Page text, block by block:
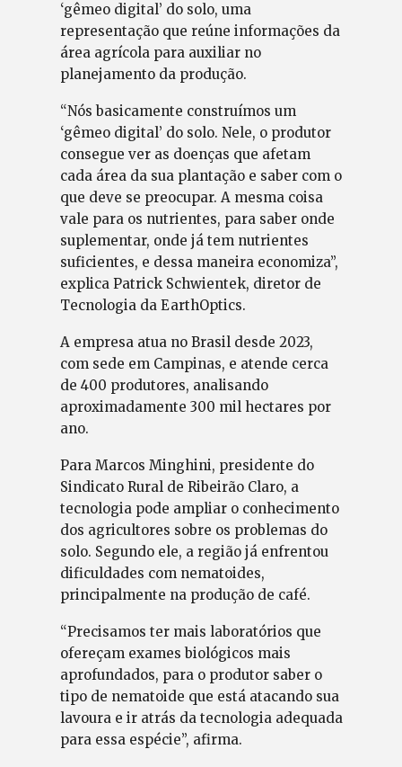
‘gêmeo digital’ do solo, uma
representação que reúne informações da
área agrícola para auxiliar no
planejamento da produção.
“Nós basicamente construímos um
‘gêmeo digital’ do solo. Nele, o produtor
consegue ver as doenças que afetam
cada área da sua plantação e saber com o
que deve se preocupar. A mesma coisa
vale para os nutrientes, para saber onde
suplementar, onde já tem nutrientes
suficientes, e dessa maneira economiza”,
explica Patrick Schwientek, diretor de
Tecnologia da EarthOptics.
A empresa atua no Brasil desde 2023,
com sede em Campinas, e atende cerca
de 400 produtores, analisando
aproximadamente 300 mil hectares por
ano.
Para Marcos Minghini, presidente do
Sindicato Rural de Ribeirão Claro, a
tecnologia pode ampliar o conhecimento
dos agricultores sobre os problemas do
solo. Segundo ele, a região já enfrentou
dificuldades com nematoides,
principalmente na produção de café.
“Precisamos ter mais laboratórios que
ofereçam exames biológicos mais
aprofundados, para o produtor saber o
tipo de nematoide que está atacando sua
lavoura e ir atrás da tecnologia adequada
para essa espécie”, afirma.